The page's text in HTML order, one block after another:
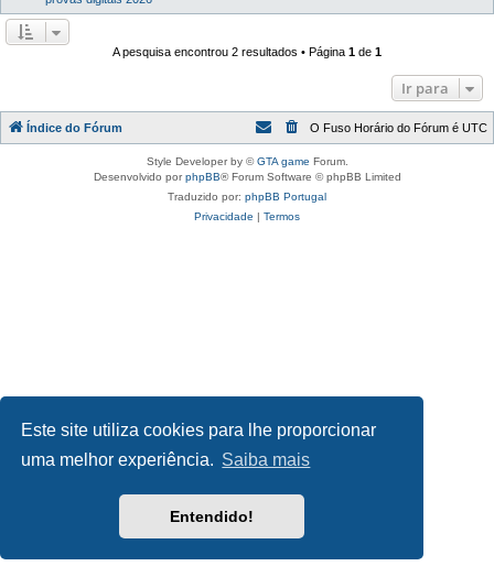
Este site utiliza cookies para lhe proporcionar
uma melhor experiência. Saiba mais
Entendido!
A pesquisa encontrou 2 resultados • Página 1 de 1
Ir para
Índice do Fórum O Fuso Horário do Fórum é UTC
Style Developer by ©GTA game Forum.
Desenvolvido porphpBB® Forum Software © phpBB Limited
Traduzido por: phpBB Portugal
Privacidade | Termos